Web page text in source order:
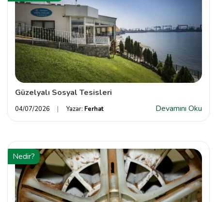
Güzelyalı Sosyal Tesisleri
04/07/2026 Yazar: Ferhat Devamını Oku
Nedir?